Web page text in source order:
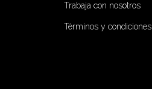
Trabaja con nosotros
Términos y condiciones